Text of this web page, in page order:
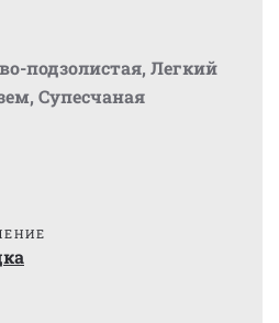
подзолистая, Легкий
, Супесчаная